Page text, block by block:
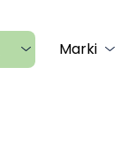
Marki